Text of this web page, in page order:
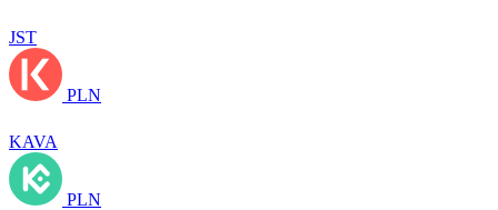
JST
PLN
KAVA
PLN